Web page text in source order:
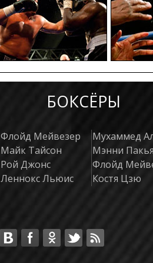
БОКСЁРЫ
Флойд Мейвезер
Майк Тайсон
Рой Джонс
Леннокс Льюис
Мухаммед
Мэнни
Флойд
Костя Цзю